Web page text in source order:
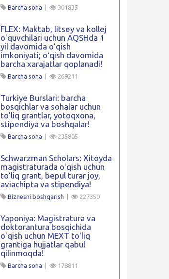
Barcha soha 301835
FLEX: Maktab, litsey va kollej
oʻquvchilari uchun AQSHda 1
yil davomida oʻqish
imkoniyati; oʻqish davomida
barcha xarajatlar qoplanadi!
Barcha soha 269211
Turkiye Burslari: barcha
bosqichlar va sohalar uchun
to’liq grantlar, yotoqxona,
stipendiya va boshqalar!
Barcha soha 235805
Schwarzman Scholars: Xitoyda
magistraturada oʻqish uchun
toʻliq grant, bepul turar joy,
aviachipta va stipendiya!
Biznesni boshqarish 227350
Yaponiya: Magistratura va
doktorantura bosqichida
oʻqish uchun MEXT toʻliq
grantiga hujjatlar qabul
qilinmoqda!
Barcha soha 178811